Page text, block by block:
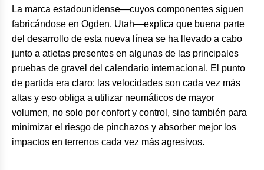
La marca estadounidense—cuyos componentes siguen
fabricándose en Ogden, Utah—explica que buena parte
del desarrollo de esta nueva línea se ha llevado a cabo
junto a atletas presentes en algunas de las principales
pruebas de gravel del calendario internacional. El punto
de partida era claro: las velocidades son cada vez más
altas y eso obliga a utilizar neumáticos de mayor
volumen, no solo por confort y control, sino también para
minimizar el riesgo de pinchazos y absorber mejor los
impactos en terrenos cada vez más agresivos.